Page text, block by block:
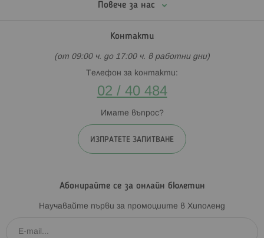
Повече за нас
Контакти
(от 09:00 ч. до 17:00 ч. в работни дни)
Телефон за контакти:
02 / 40 484
Имате въпрос?
ИЗПРАТЕТЕ ЗАПИТВАНЕ
Абонирайте се за онлайн бюлетин
Научавайте първи за промоциите в Хиполенд